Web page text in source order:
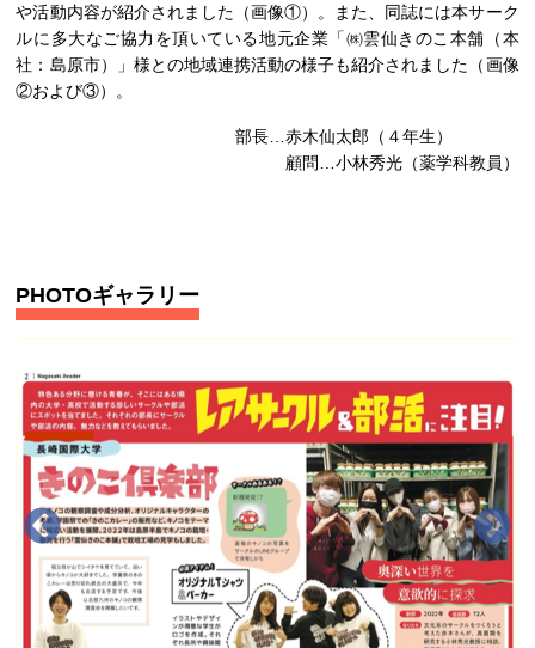
や活動内容が紹介されました（画像①）。また、同誌には本サーク
ルに多大なご協力を頂いている地元企業「㈱雲仙きのこ本舗（本
社：島原市）」様との地域連携活動の様子も紹介されました（画像
②および③）。
部長…赤木仙太郎（４年生）
顧問…小林秀光（薬学科教員）
PHOTOギャラリー